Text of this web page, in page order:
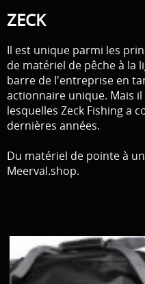
prix indiqué (la
panier)
Cannes / Moulinets
Leurres / appât
Bateau / Float tube //
Par Marque
Mon compte
Heures d 'ouverture
Page de download
Droit de rétractation
Montage
ZECK
Il est unique parmi les
de matériel de pêche à la
barre de l'entreprise en
actionnaire unique. Mais
lesquelles Zeck Fishing a
dernières années.
Du matériel de pointe à
Meerval.shop.